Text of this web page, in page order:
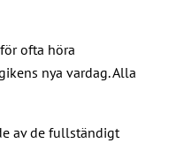
ofta höra
nya vardag. Alla
av de fullständigt